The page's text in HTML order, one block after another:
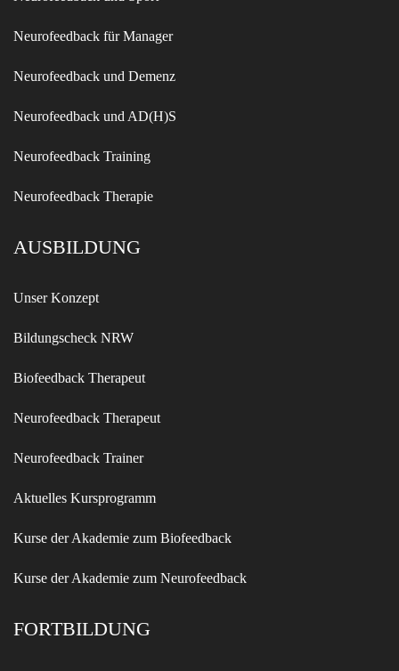
Neurofeedback für Manager
Neurofeedback und Demenz
Neurofeedback und AD(H)S
Neurofeedback Training
Neurofeedback Therapie
AUSBILDUNG
Unser Konzept
Bildungscheck NRW
Biofeedback Therapeut
Neurofeedback Therapeut
Neurofeedback Trainer
Aktuelles Kursprogramm
Kurse der Akademie zum Biofeedback
Kurse der Akademie zum Neurofeedback
FORTBILDUNG